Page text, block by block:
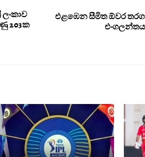
203ක
එළඹෙන සීමිත ඕවර